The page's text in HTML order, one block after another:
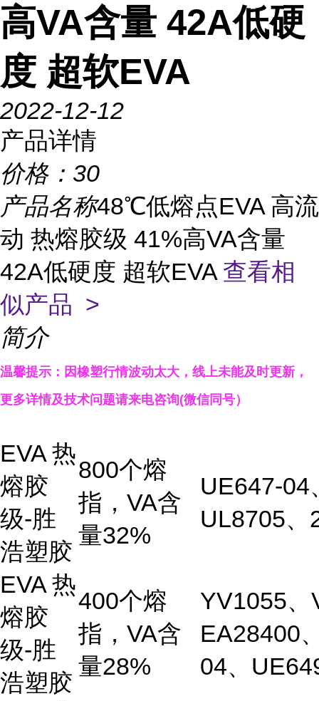
高VA含量 42A低硬
度 超软EVA
2022-12-12
产品详情
价格： 30
产品名称48℃低熔点EVA 高流
动 热熔胶级 41%高VA含量
42A低硬度 超软EVA 查看相
似产品 >
简介
温馨提示：因橡塑行情波动太大，线上未能及时更新，
更多详情及技术问题请来电咨询(微信同号）
EVA 热
熔胶
级-胜
浩塑胶
800个熔
指，VA含
量32%
UE647-04
UL8705、
EVA 热
熔胶
级-胜
浩塑胶
400个熔
指，VA含
量28%
YV1055、
EA28400
04、